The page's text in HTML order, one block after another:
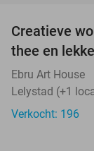
Creatieve
thee en
Ebru Art House
Lelystad (+1
Verkocht: 196